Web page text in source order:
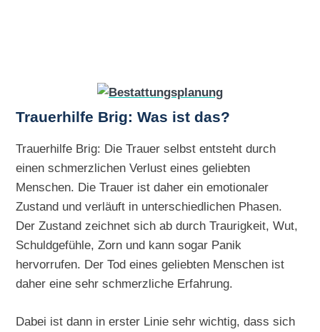
Trauerhilfe Brig: Was ist das?
Trauerhilfe Brig: Die Trauer selbst entsteht durch
einen schmerzlichen Verlust eines geliebten
Menschen. Die Trauer ist daher ein emotionaler
Zustand und verläuft in unterschiedlichen Phasen.
Der Zustand zeichnet sich ab durch Traurigkeit, Wut,
Schuldgefühle, Zorn und kann sogar Panik
hervorrufen. Der Tod eines geliebten Menschen ist
daher eine sehr schmerzliche Erfahrung.
Dabei ist dann in erster Linie sehr wichtig, dass sich